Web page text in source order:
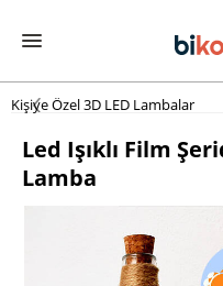
Kişiye Özel 3D LED Lambalar
Led Işıklı Film
Lamba